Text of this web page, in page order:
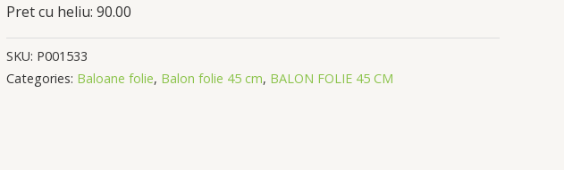
Pret cu heliu: 90.00
SKU: P001533
Categories: Baloane folie, Balon folie 45 cm, BALON FOLIE 45 CM